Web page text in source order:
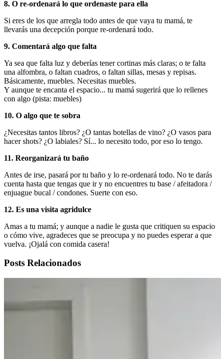
8. O re-ordenará lo que ordenaste para ella
Si eres de los que arregla todo antes de que vaya tu mamá, te
llevarás una decepción porque re-ordenará todo.
9. Comentará algo que falta
Ya sea que falta luz y deberías tener cortinas más claras; o te falta
una alfombra, o faltan cuadros, o faltan sillas, mesas y repisas.
Básicamente, muebles. Necesitas muebles.
Y aunque te encanta el espacio... tu mamá sugerirá que lo rellenes
con algo (pista: muebles)
10. O algo que te sobra
¿Necesitas tantos libros? ¿O tantas botellas de vino? ¿O vasos para
hacer shots? ¿O labiales? Sí... lo necesito todo, por eso lo tengo.
11. Reorganizará tu baño
Antes de irse, pasará por tu baño y lo re-ordenará todo. No te darás
cuenta hasta que tengas que ir y no encuentres tu base / afeitadora /
enjuague bucal / condones. Suerte con eso.
12. Es una visita agridulce
Amas a tu mamá; y aunque a nadie le gusta que critiquen su espacio
o cómo vive, agradeces que se preocupa y no puedes esperar a que
vuelva. ¡Ojalá con comida casera!
Posts Relacionados